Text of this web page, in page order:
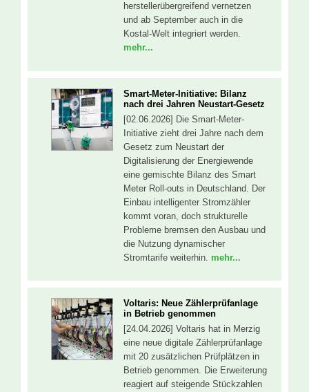
herstellerübergreifend vernetzen
und ab September auch in die
Kostal-Welt integriert werden.
mehr...
Smart-Meter-Initiative: Bilanz
nach drei Jahren Neustart-Gesetz
[02.06.2026] Die Smart-Meter-
Initiative zieht drei Jahre nach dem
Gesetz zum Neustart der
Digitalisierung der Energiewende
eine gemischte Bilanz des Smart
Meter Roll-outs in Deutschland. Der
Einbau intelligenter Stromzähler
kommt voran, doch strukturelle
Probleme bremsen den Ausbau und
die Nutzung dynamischer
Stromtarife weiterhin. mehr...
Voltaris: Neue Zählerprüfanlage
in Betrieb genommen
[24.04.2026] Voltaris hat in Merzig
eine neue digitale Zählerprüfanlage
mit 20 zusätzlichen Prüfplätzen in
Betrieb genommen. Die Erweiterung
reagiert auf steigende Stückzahlen